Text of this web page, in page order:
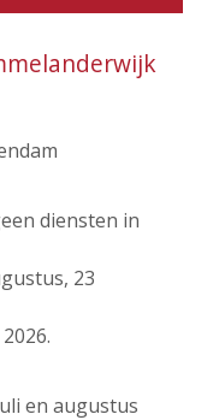
diensten in
23
en augustus